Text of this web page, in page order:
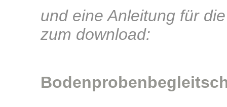
und eine Anleitung für
zum download: